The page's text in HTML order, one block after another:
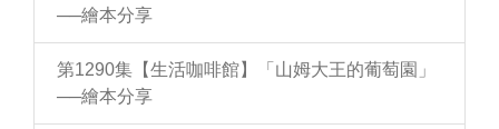
──繪本分享
第1290集【生活咖啡館】「山姆大王的葡萄園」
──繪本分享